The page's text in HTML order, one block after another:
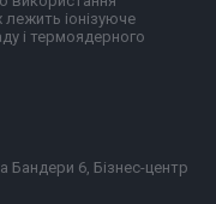
лежить іонізуюче
і термоядерного
Бандери 6, Бізнес-центр